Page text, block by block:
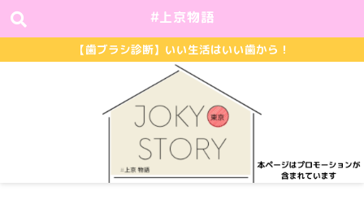
#上京物語
【歯ブラシ診断】いい生活はいい歯から！